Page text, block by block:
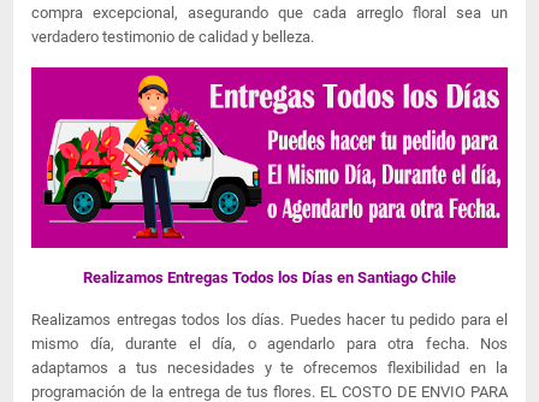
compra excepcional, asegurando que cada arreglo floral sea un
verdadero testimonio de calidad y belleza.
Realizamos Entregas Todos los Días en Santiago Chile
Realizamos entregas todos los días. Puedes hacer tu pedido para el
mismo día, durante el día, o agendarlo para otra fecha. Nos
adaptamos a tus necesidades y te ofrecemos flexibilidad en la
programación de la entrega de tus flores. EL COSTO DE ENVIO PARA